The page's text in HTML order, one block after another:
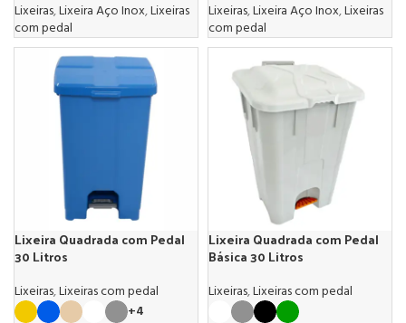
Lixeiras,Lixeira Aço Inox,Lixeiras
com pedal
Lixeiras,Lixeira Aço Inox,Lixeiras
com pedal
Lixeira Quadrada com Pedal
30 Litros
Lixeiras,Lixeiras com pedal
+4
Lixeira Quadrada com Pedal
Básica 30 Litros
Lixeiras,Lixeiras com pedal